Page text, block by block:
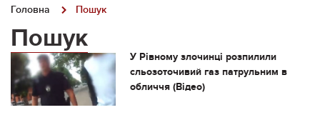
Головна Пошук
Пошук
У Рівному злочинці розпилили
сльозоточивий газ патрульним в
обличчя (Відео)